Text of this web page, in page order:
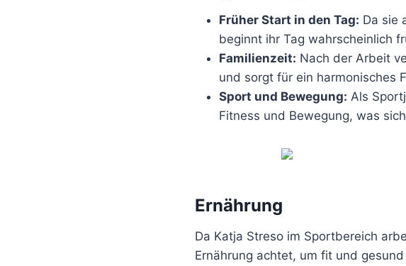
Früher Start in den Tag: Da sie
beginnt ihr Tag wahrscheinlich
Familienzeit: Nach der Arbeit
und sorgt für ein harmonisches
Sport und Bewegung: Als
Fitness und Bewegung, was
Ernährung
Da Katja Streso im Sportbereich
Ernährung achtet, um fit und